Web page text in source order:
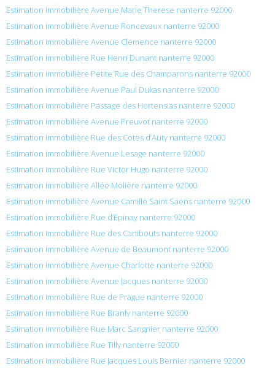
Estimation immobilière Avenue Marie Therese nanterre 92000
Estimation immobilière Avenue Roncevaux nanterre 92000
Estimation immobilière Avenue Clemence nanterre 92000
Estimation immobilière Rue Henri Dunant nanterre 92000
Estimation immobilière Petite Rue des Champarons nanterre 92000
Estimation immobilière Avenue Paul Dukas nanterre 92000
Estimation immobilière Passage des Hortensias nanterre 92000
Estimation immobilière Avenue Preuvot nanterre 92000
Estimation immobilière Rue des Cotes d’Auty nanterre 92000
Estimation immobilière Avenue Lesage nanterre 92000
Estimation immobilière Rue Victor Hugo nanterre 92000
Estimation immobilière Allée Molière nanterre 92000
Estimation immobilière Avenue Camille Saint Saens nanterre 92000
Estimation immobilière Rue d’Epinay nanterre 92000
Estimation immobilière Rue des Canibouts nanterre 92000
Estimation immobilière Avenue de Beaumont nanterre 92000
Estimation immobilière Avenue Charlotte nanterre 92000
Estimation immobilière Avenue Jacques nanterre 92000
Estimation immobilière Rue de Prague nanterre 92000
Estimation immobilière Rue Branly nanterre 92000
Estimation immobilière Rue Marc Sangnier nanterre 92000
Estimation immobilière Rue Tilly nanterre 92000
Estimation immobilière Rue Jacques Louis Bernier nanterre 92000